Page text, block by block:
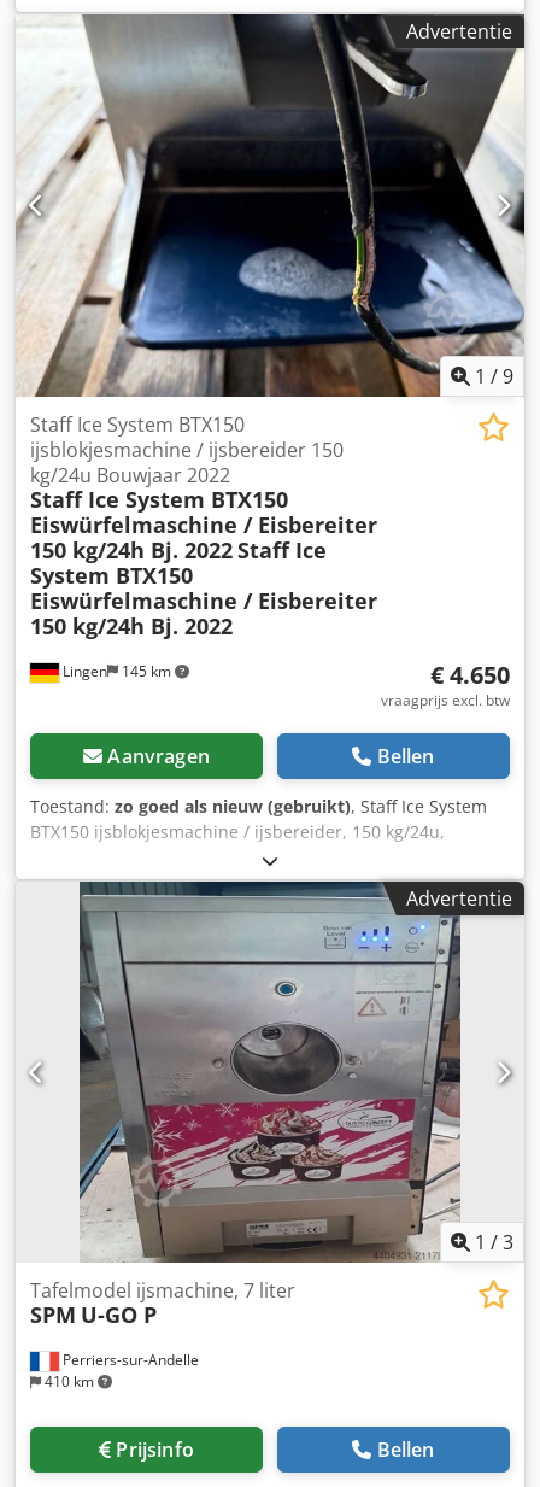
Model: RFE 300. Datum van fabricage: 2024. Koelmiddel:
R404A. Ideaal voor gebruik in kleine laboratoria tot grote
fabrieken. Beperkt gebruikt in de afgelopen 16 maanden
sinds de installatie. Besturingseenheid: 1 x
besturingseenheid van ROKK Processing Ltd. Csdpfeydlg
Asx Afierf Fabrikant: ROKK Processing Ltd. Model: SP40BC.
Capaciteit: 100 tot 300 liter per uur. Gekalibreerd volgens
de BRC-norm. 3-fase voeding. Vaste en flexibele
aansluitmogelijkheden voor de uitgifteslang. Leidingen
voor aansluiting op een pasteurisator zijn inbegrepen.
Diverse reserveonderdelen zijn inbegrepen. Totale
afmetingen: 1100 mm lang x 730 mm breed x 1620 mm
hoog. Gewicht: 550 kg. De sproeikop aan de bovenkant van
de machine (blauw) kan worden losgemaakt voor
transport.
Advertentie
1 /9
Lingen 145 km
Staff Ice System BTX150
ijsblokjesmachine / ijsbereider 150
kg/24u Bouwjaar 2022
Staff Ice System BTX150
Eiswürfelmaschine / Eisbereiter
150 kg/24h Bj. 2022Staff Ice
System BTX150
Eiswürfelmaschine / Eisbereiter
150 kg/24h Bj. 2022
€ 4.650
vraagprijs excl. btw
Aanvragen Bellen
Toestand: zo goed als nieuw (gebruikt), Staff Ice System
BTX150 ijsblokjesmachine / ijsbereider, 150 kg/24u,
bouwjaar 2022. Technische gegevens: Gelato BTX150 A
Staff Ice System, machine voor het produceren en opslaan
van ijs. Productie en opslag van consumptie-ijs.
Automatische extractie. Roerwerk met duurzame lamellen
van polyethyleen. Dubbel deksel maakt het toevoegen van
ingrediënten tijdens het proces mogelijk. Verticale tank
voor volledige controle over het procesverloop. 50
instelbare bedrijfsprogramma's. Technische kenmerken:
Maximale productiebatch van 2 liter consumptie-ijs per
cyclus. IJscapaciteit van 15 l/u. Afmetingen: 43,5 x 59,2 x
59,5 cm. Codjyzc Ruepfx Afierf
Advertentie
1 /3
Perriers-sur-Andelle
410 km
Tafelmodel ijsmachine, 7 liter
SPM U-GO P
Prijsinfo Bellen